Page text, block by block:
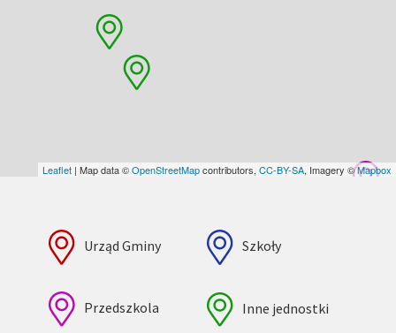
Leaflet | Map data ©OpenStreetMapcontributors, CC-BY-SA, Imagery ©Mapbox
Urząd Gminy Szkoły
Przedszkola Inne jednostki